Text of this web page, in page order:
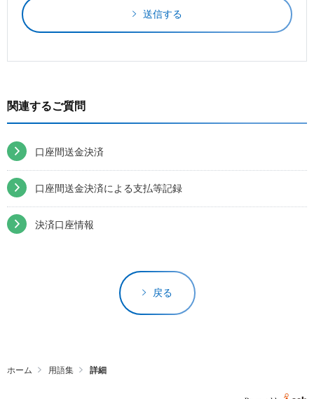
送信する
関連するご質問
口座間送金決済
口座間送金決済による支払等記録
決済口座情報
戻る
ホーム 用語集 詳細